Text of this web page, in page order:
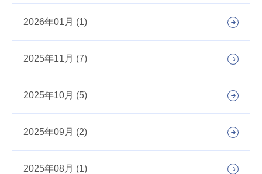
2026年01月 (1)
2025年11月 (7)
2025年10月 (5)
2025年09月 (2)
2025年08月 (1)